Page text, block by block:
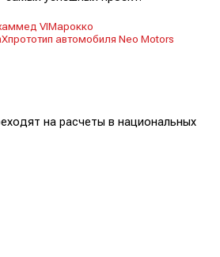
VIМарокко
прототип автомобиля Neo Motors